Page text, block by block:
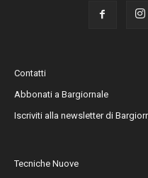
Contatti
Abbonati a Bargiornale
Iscriviti alla newsletter di
Tecniche Nuove